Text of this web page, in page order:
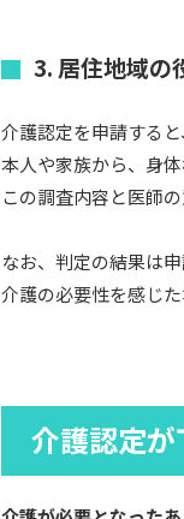
3. 居住地域の
介護認定を申請する
本人や家族から、身
この調査内容と医師
なお、判定の結果は
介護の必要性を感じ
介護認定